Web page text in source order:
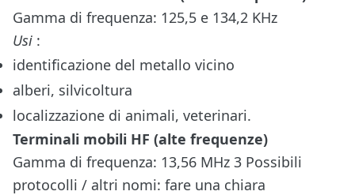
Gamma di frequenza: 125,5 e 134,2 KHz
Usi :
identificazione del metallo vicino
alberi, silvicoltura
localizzazione di animali, veterinari.
Terminali mobili HF (alte frequenze)
Gamma di frequenza: 13,56 MHz 3 Possibili
protocolli / altri nomi: fare una chiara